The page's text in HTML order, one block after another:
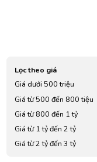
Lọc theo giá
Giá dưới 500 triệu
Giá từ 500 đến 800 tiệu
Giá từ 800 đến 1 tỷ
Giá từ 1 tỷ đến 2 tỷ
Giá từ 2 tỷ đến 3 tỷ